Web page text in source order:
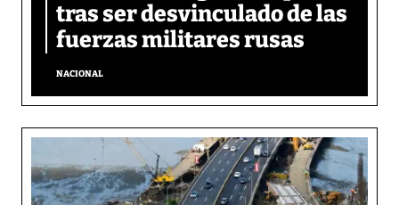
tras ser desvinculado de las
fuerzas militares rusas
NACIONAL